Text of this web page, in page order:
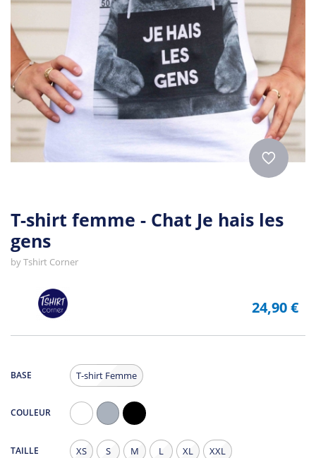
T-shirt femme - Chat Je hais les
gens
byTshirt Corner
24,90 €
BASE T-shirt Femme
COULEUR
Chiné
TAILLE XS S M L XL XXL